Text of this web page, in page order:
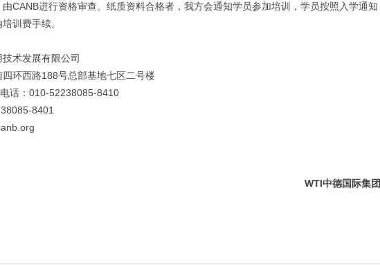
CANB进行资格审查。纸质资料合格者，我方会通知学员参加培训，学员按照入学通知
训费手续。
术发展有限公司
环西路188号总部基地七区二号楼
话：010-52238085-8410
8401
WTI中德国际集团